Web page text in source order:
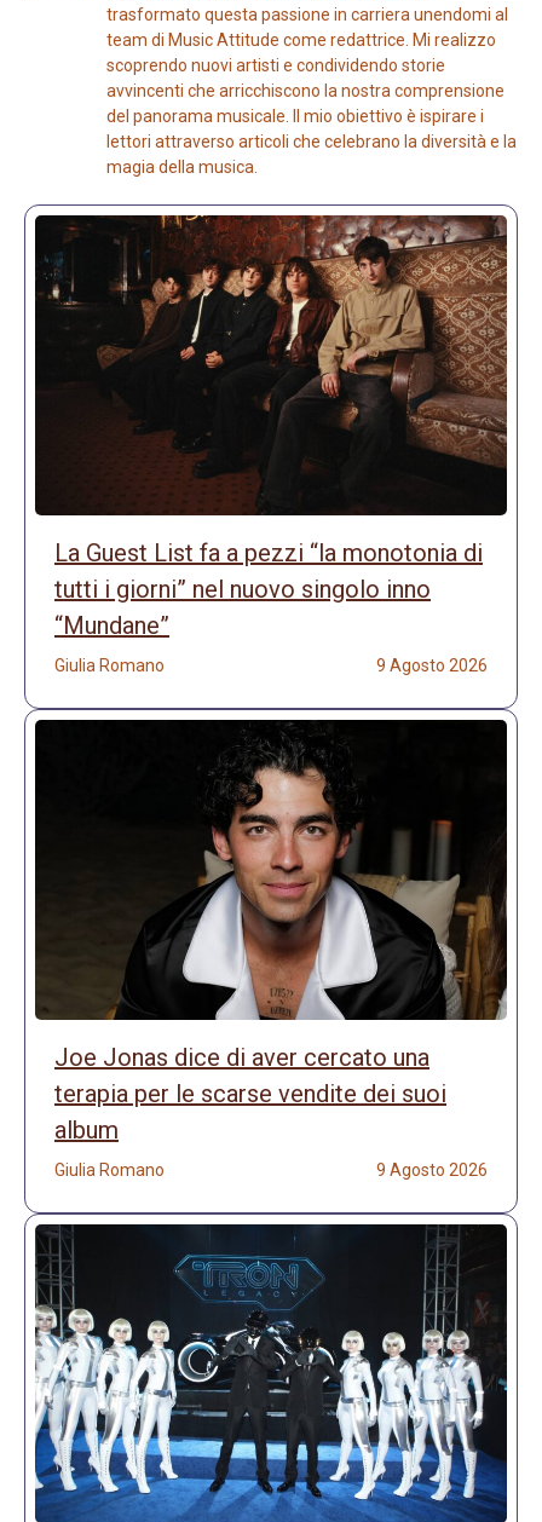
trasformato questa passione in carriera unendomi al
team di Music Attitude come redattrice. Mi realizzo
scoprendo nuovi artisti e condividendo storie
avvincenti che arricchiscono la nostra comprensione
del panorama musicale. Il mio obiettivo è ispirare i
lettori attraverso articoli che celebrano la diversità e la
magia della musica.
La Guest List fa a pezzi “la monotonia di
tutti i giorni” nel nuovo singolo inno
“Mundane”
Giulia Romano 9 Agosto 2026
Joe Jonas dice di aver cercato una
terapia per le scarse vendite dei suoi
album
Giulia Romano 9 Agosto 2026